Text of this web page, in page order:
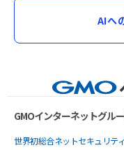
AIへ
GMOインターネットグル
世界初総合ネットセキュリテ